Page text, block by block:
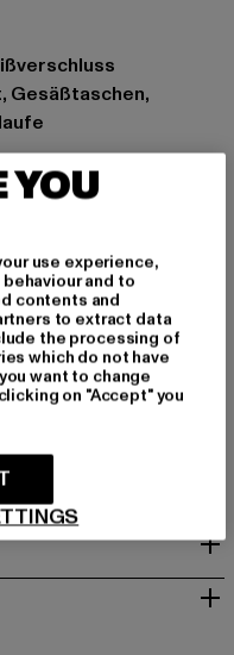
Gesäßtaschen,
Baumwolle
|service@homeboy.eu
| DE
YOU
use experience,
and to
contents and
to extract data
the processing of
which do not have
want to change
on "Accept" you